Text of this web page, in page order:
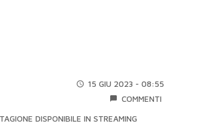
15 GIU 2023 - 08:55
COMMENTI
DISPONIBILE IN STREAMING